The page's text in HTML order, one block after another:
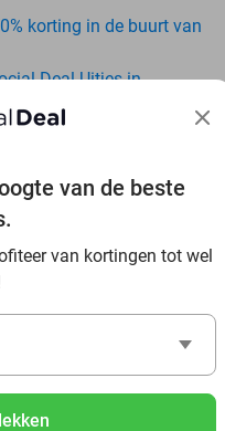
van de beste
van kortingen tot wel
korting in de buurt van
Deal Uitjes in
Social Deal in de buurt
in Nederland met Social
Valk hotel in Friesland
korting vanuit
Egberts Café
in Friesland
de leukste skihallen